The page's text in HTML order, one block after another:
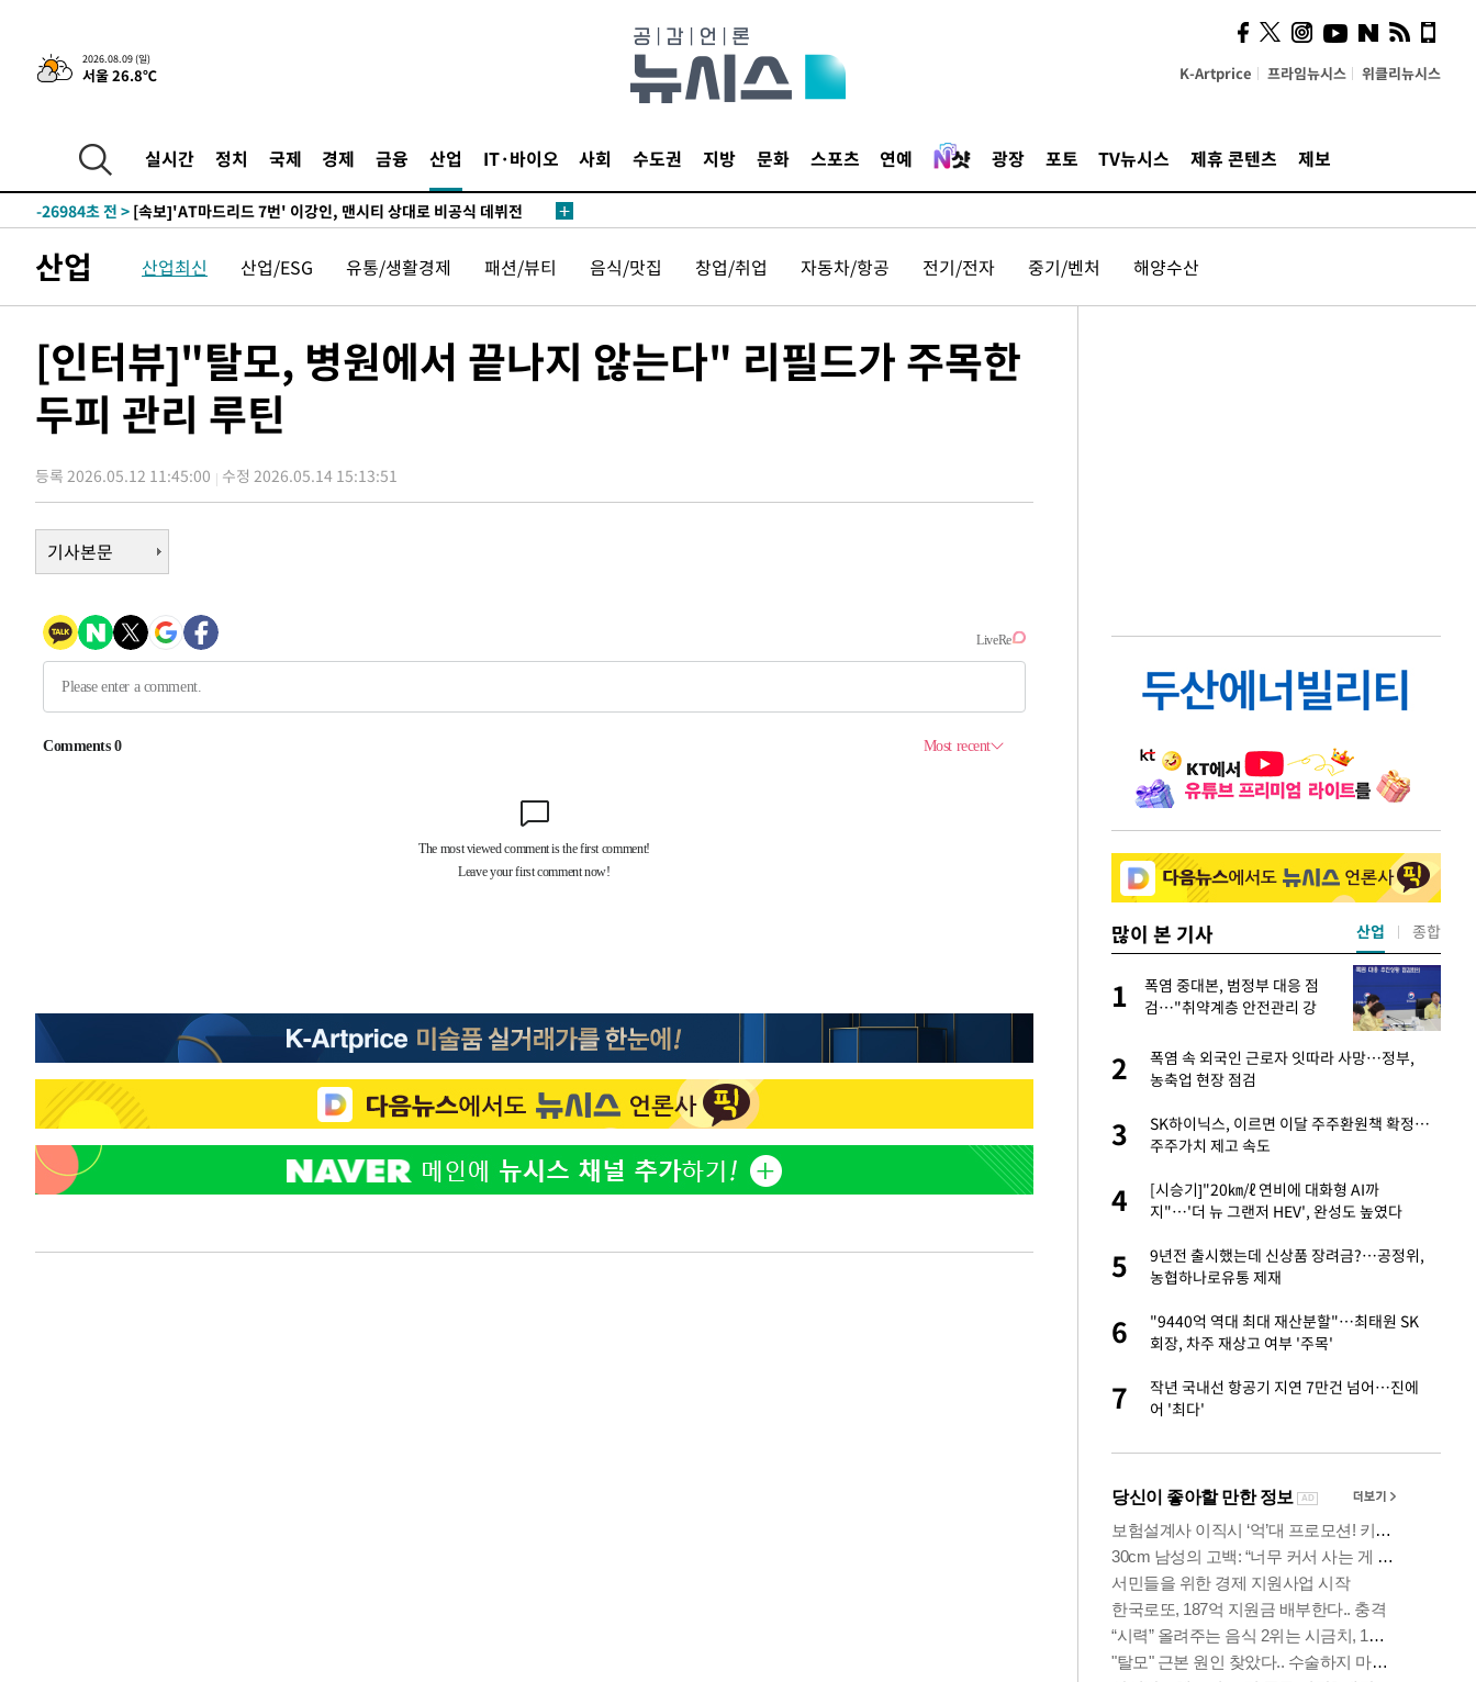
2026.08.09 (일)
서울 26.8℃ K-Artprice 프라임뉴시스 위클리뉴시스
실시간 정치 국제 경제 금융 산업 IT·바이오 사회 수도권 지방 문화 스포츠 연예 광장 포토 TV뉴시스 제휴 콘텐츠 제보
13분 전 >이강인, 오늘 서울서 AT마드리드 입단식…'전례 없는 특급대우'
-29987초 전 >이강인, 5만 관중 앞 ATM 데뷔…뜨거운 응원 속 새출발(종합)
-27482초 전 >
'AT마드리드 7번' 이강인, 맨시티 상대로 비공식 데뷔전
-26984초 전 >
-25048초 전 > 네타냐후, 트럼프의 가자 평화 2차 15개조 평화안 '거부'
-20640초 전 >
태풍 돌핀, 중 저장성 타이저우시 해안에 상륙 (1보)
-17986초 전 >AT마드리드 데뷔 앞둔 이강인, 맨시티전 선발 대신 '벤치 시작'
44.40%
-15950초 전 >與 강원·TK 당원투표 합산 김민석 46.01%로 승리…정청래
44.53%
-15790초 전 >[속보]與전대 권리당원투표…강원·경북 김민석, 대구 정청래 승리
-15597초 전 >[속보]與 당대표 경선, 경북 권리당원 투표 김민석 47.37%·정청래
46.35%
-15296초 전 >[속보]與 당대표 경선, 강원 권리당원 투표 김민석 승리…50.30%
-5856초 전 >
[속보]장은수, KLPGA 제주삼다수 역전 우승…데뷔 10년 차에 첫 정
상
-1221초 전 >"얼마나 더웠으면"…안동 물길공원서 헤엄친 구렁이 '소동'
-1148초 전 > 손흥민, 68분 뛰고 2경기 침묵…LAFC, 톨루카에 1-0 승리(종합)
-420초 전 >'2경기 연속 침묵' 손흥민, 톨루카전 68분만 뛰고 슈팅 0개
[속보]'AT마드리드 7번' 이강인, 맨시티 상대로 비공식 데뷔전
이강인 ATM 입단식에 '상암벌 들썩'…"세계적인 선수 되길"
-15790초 전 >[속보]與전대 권리당원투표…강원·경북 김민석, 대구 정청래 승리
-15597초 전 >
[속보]與 당대표 경선, 경북 권리당원 투표 김민석 47.37%·정청래
45.71%
46.35%
-15296초 전 > [속보]與 당대표 경선, 강원 권리당원 투표 김민석 승리…50.30%
득표
-13214초 전 >"일본축구협회, 대한축구협회 성 접대 의혹 심판 조사"
-5856초 전 >
[속보]장은수, KLPGA 제주삼다수 역전 우승…데뷔 10년 차에 첫 정
상
-1221초 전 >"얼마나 더웠으면"…안동 물길공원서 헤엄친 구렁이 '소동'
-420초 전 >'2경기 연속 침묵' 손흥민, 톨루카전 68분만 뛰고 슈팅 0개
산업 산업최신 산업/ESG 유통/생활경제 패션/뷰티 음식/맛집 창업/취업 자동차/항공 전기/전자 중기/벤처 해양수산
[인터뷰]"탈모, 병원에서 끝나지 않는다" 리필드가 주목한
두피 관리 루틴
등록 2026.05.12 11:45:00 수정 2026.05.14 15:13:51
기사본문
많이 본 기사
2
LAFC 손흥민, 리그스컵 톨루카전 선발 출
격…득점포 재가동 도전
3
이강인, 오늘 서울서 AT마드리드 입단
식…'전례 없는 특급대우'
4
제니, 동거 여부 물음에 "여기까지만 하자"
5
18살 차 장기하와 연애 중 윤가이…갑자기
1
폭염 중대본, 범정부 대응 점
검…"취약계층 안전관리 강
2
폭염 속 외국인 근로자 잇따라 사망…정부,
농축업 현장 점검
3
SK하이닉스, 이르면 이달 주주환원책 확정…
주주가치 제고 속도
4
[시승기]"20㎞/ℓ 연비에 대화형 AI까
지"…'더 뉴 그랜저 HEV', 완성도 높였다
5
9년전 출시했는데 신상품 장려금?…공정위,
농협하나로유통 제재
6
"9440억 역대 최대 재산분할"…최태원 SK
회장, 차주 재상고 여부 '주목'
7
작년 국내선 항공기 지연 7만건 넘어…진에
어 '최다'
산업 종합